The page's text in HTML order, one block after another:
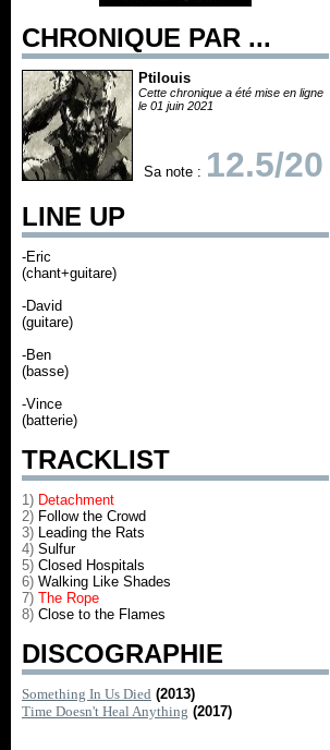
CHRONIQUE PAR ...
Ptilouis
Cette chronique a été mise en ligne
le 01 juin 2021
Sa note : 12.5/20
LINE UP
-Eric
(chant+guitare)
-David
(guitare)
-Ben
(basse)
-Vince
(batterie)
TRACKLIST
1) Detachment
2) Follow the Crowd
3) Leading the Rats
4) Sulfur
5) Closed Hospitals
6) Walking Like Shades
7) The Rope
8) Close to the Flames
DISCOGRAPHIE
Something In Us Died (2013)
Time Doesn't Heal Anything (2017)